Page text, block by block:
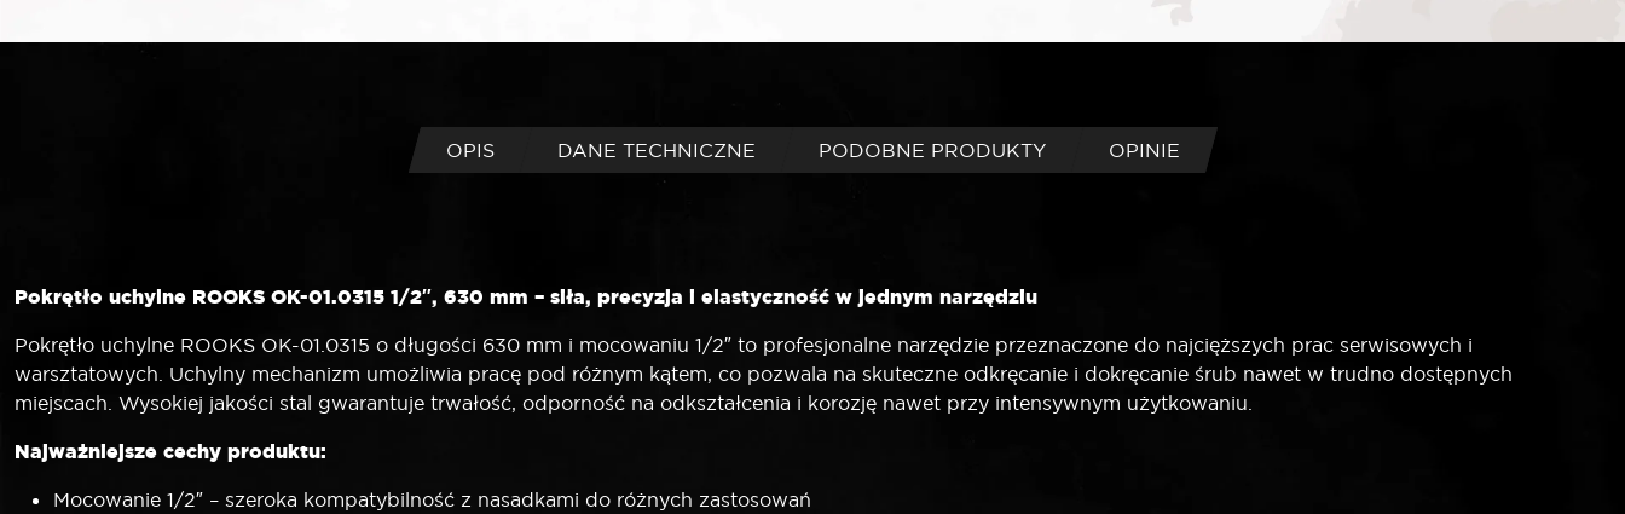
OPIS DANE TECHNICZNE PODOBNE PRODUKTY OPINIE
Pokrętło uchylne ROOKS OK-01.0315 1/2″, 630 mm – siła, precyzja i elastyczność w jednym narzędziu
Pokrętło uchylne ROOKS OK-01.0315 o długości 630 mm i mocowaniu 1/2″ to profesjonalne narzędzie przeznaczone do najcięższych prac serwisowych i
warsztatowych. Uchylny mechanizm umożliwia pracę pod różnym kątem, co pozwala na skuteczne odkręcanie i dokręcanie śrub nawet w trudno dostępnych
miejscach. Wysokiej jakości stal gwarantuje trwałość, odporność na odkształcenia i korozję nawet przy intensywnym użytkowaniu.
Najważniejsze cechy produktu:
Mocowanie 1/2″ – szeroka kompatybilność z nasadkami do różnych zastosowań